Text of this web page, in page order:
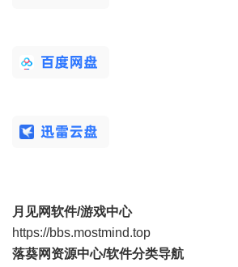
月见网软件/游戏中心
https://bbs.mostmind.top
落葵网资源中心/软件分类导航